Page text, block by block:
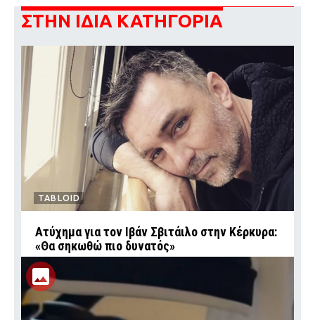
ΣΤΗΝ ΙΔΙΑ ΚΑΤΗΓΟΡΙΑ
TABLOID
Ατύχημα για τον Ιβάν Σβιτάιλο στην Κέρκυρα:
«Θα σηκωθώ πιο δυνατός»